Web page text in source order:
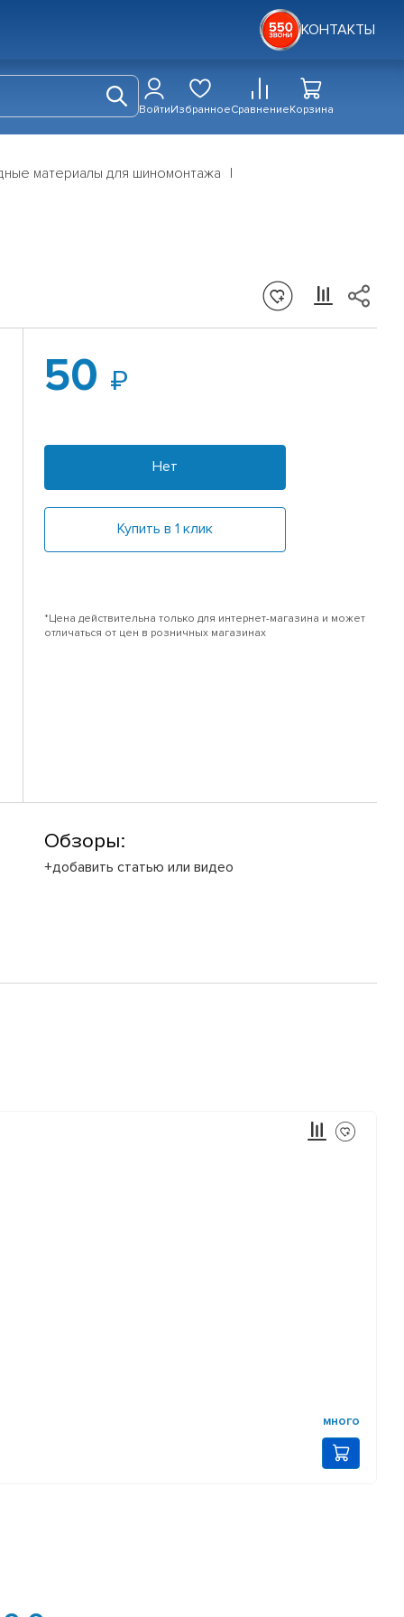
КОНТАКТЫ
ВойтиИзбранноеСравнениеКорзина
материалы для шиномонтажа
50
Нет
Купить в 1 клик
*Цена действительна только для интернет-магазина и может
отличаться от цен в розничных магазинах
Обзоры:
+добавить статью или видео
много